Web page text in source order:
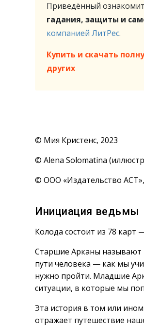
Приведённый
гадания, защиты и
компанией ЛитРес.
Купить и скачать
других
© Мия Кристенс, 2023
© Alena Solomatina
© ООО «Издательство
Инициация ведьмы
Колода состоит из 78
Старшие Арканы называют
пути человека — как мы
нужно пройти. Младшие
ситуации, в которые мы
Эта история в том или ином
отражает путешествие